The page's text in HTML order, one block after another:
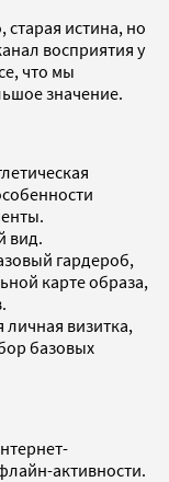
старая истина, но
восприятия у
что мы
значение.
вид.
гардероб,
карте образа,
визитка,
базовых
активности.